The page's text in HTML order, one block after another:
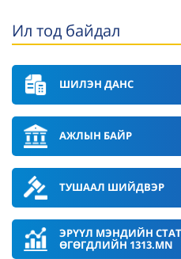
Ил тод байдал
ШИЛЭН ДАНС
АЖЛЫН БАЙР
ТУШААЛ ШИЙДВЭР
ЭРҮҮЛ МЭНДИЙН
ӨГӨГДЛИЙН 1313.MN